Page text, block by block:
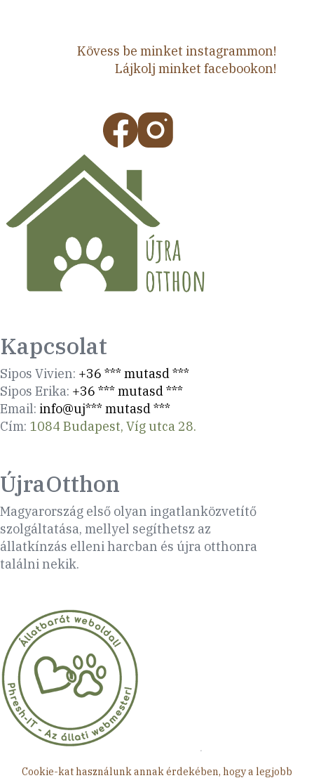
Cookie-kat használunk annak érdekében, hogy a legjobb
Kövess be minket instagrammon!
Lájkolj minket facebookon!
Kapcsolat
Sipos Vivien: +36 *** mutasd ***
Sipos Erika: +36 *** mutasd ***
Email: info@uj*** mutasd ***
Cím: 1084 Budapest, Víg utca 28.
ÚjraOtthon
Magyarország első olyan ingatlanközvetítő
szolgáltatása, mellyel segíthetsz az
állatkínzás elleni harcban és újra otthonra
találni nekik.